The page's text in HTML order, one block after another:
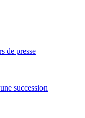
de presse
succession